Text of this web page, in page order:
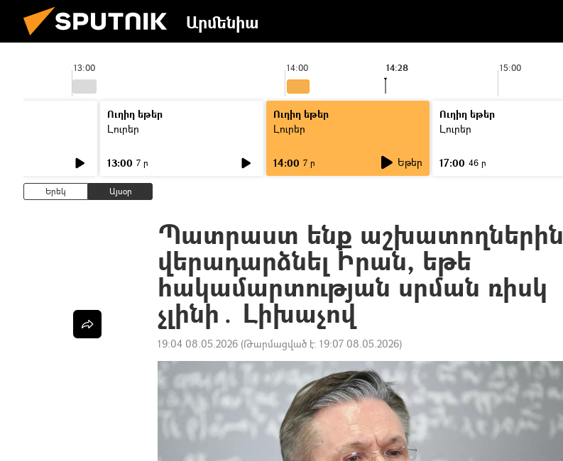
Արմենիա
13:00 14:00 15:00
14:28
Ուղիղ եթեր
Լուրեր
13:00 7 ր
Ուղիղ եթեր
Լուրեր
14:00 7 ր Եթեր
Ուղիղ եթեր
Լուրեր
17:00 46 ր
Երեկ Այսօր
Պատրաստ ենք աշխատողներին
վերադարձնել Իրան, եթե
հակամարտության սրման ռիսկ
չլինի․ Լիխաչով
19:04 08.05.2026 (Թարմացված է: 19:07 08.05.2026)